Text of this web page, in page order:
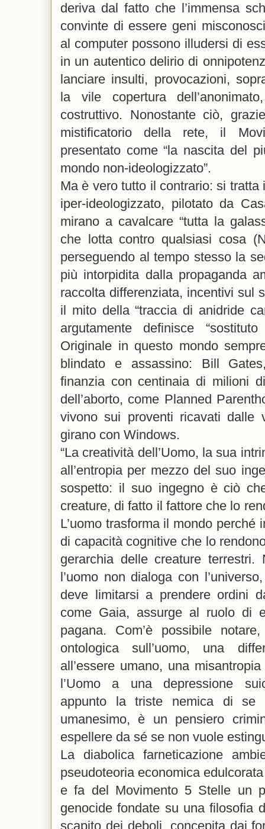
deriva dal fatto che l’immensa
convinte di essere geni
al computer possono illudersi di
in un autentico delirio di
lanciare insulti, provocazioni,
la vile copertura
costruttivo. Nonostante ciò,
mistificatorio della rete, il
presentato come “la nascita del
mondo non-ideologizzato”.
Ma è vero tutto il contrario: si
iper-ideologizzato, pilotato da
mirano a cavalcare “tutta la
che lotta contro qualsiasi cosa
perseguendo al tempo stesso la
più intorpidita dalla propaganda
raccolta differenziata, incentivi sul
il mito della “traccia di anidride
argutamente definisce
Originale in questo mondo
blindato e assassino: Bill
finanzia con centinaia di milioni
dell’aborto, come Planned
vivono sui proventi ricavati dalle
girano con Windows.
“La creatività dell’Uomo, la sua
all’entropia per mezzo del suo
sospetto: il suo ingegno è ciò
creature, di fatto il fattore che lo
L’uomo trasforma il mondo perché
di capacità cognitive che lo
gerarchia delle creature terrestri.
l’uomo non dialoga con
deve limitarsi a prendere ordini
come Gaia, assurge al ruolo di
pagana. Com’è possibile
ontologica sull’uomo, una
all’essere umano, una
l’Uomo a una depressione
appunto la triste nemica di se
umanesimo, è un pensiero
espellere da sé se non vuole
La diabolica farneticazione
pseudoteoria economica
e fa del Movimento 5 Stelle un
genocide fondate su una filosofia
scapito dei deboli, concepita dai